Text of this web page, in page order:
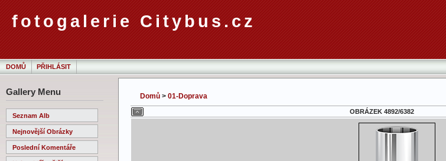
fotogalerie Citybus.cz
DOMŮ PŘIHLÁSIT
Gallery Menu
Seznam Alb
Nejnovější Obrázky
Poslední Komentáře
Domů > 01-Doprava
OBRÁZEK 4892/6382